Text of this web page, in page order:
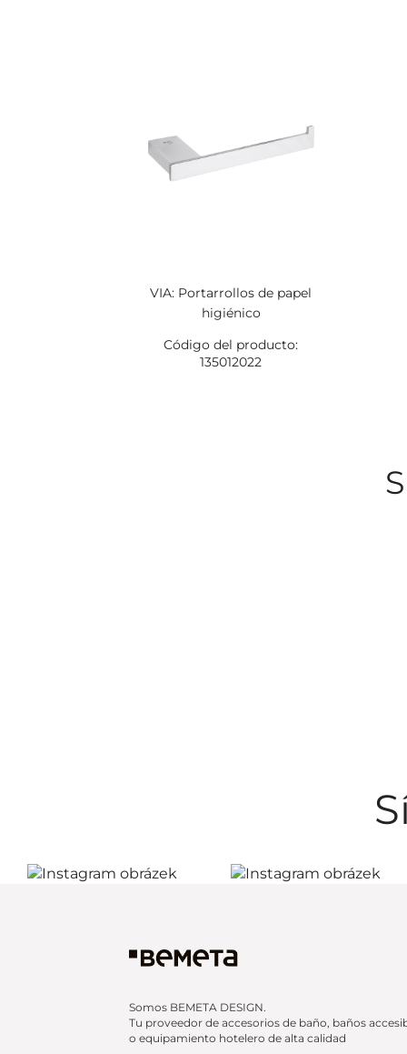
VIA: Portarrollos de papel
higiénico
Código del producto:
135012022
Somos BEMETA DESIGN.
Tu proveedor de accesorios de baño, baños
o equipamiento hotelero de alta calidad